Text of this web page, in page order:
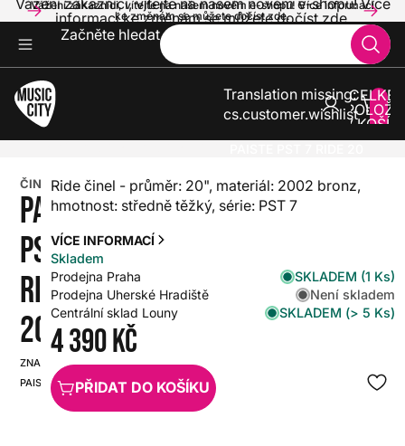
Vážení zákazníci, vítejte na našem novém e-shopu! Více informací
ke změnám se můžete dočíst zde.
Vážení zákazníci, vítejte na našem novém e-shopu! Více
informací ke změnám se můžete dočíst zde.
Začněte hledat
Translation missing:
cs.customer.wishlist
V
0
ČINEL
PAISTE
PST 7
RIDE
20
ZNAČKA:
PAISTE
SKU:
HX0000000037249
Ride činel - průměr: 20", materiál: 2002 bronz,
hmotnost: středně těžký, série: PST 7
VÍCE INFORMACÍ
Skladem
Prodejna Praha
SKLADEM (1 Ks)
Prodejna Uherské Hradiště
Není skladem
Centrální sklad Louny
SKLADEM (> 5 Ks)
4 390 Kč
PŘIDAT DO KOŠÍKU